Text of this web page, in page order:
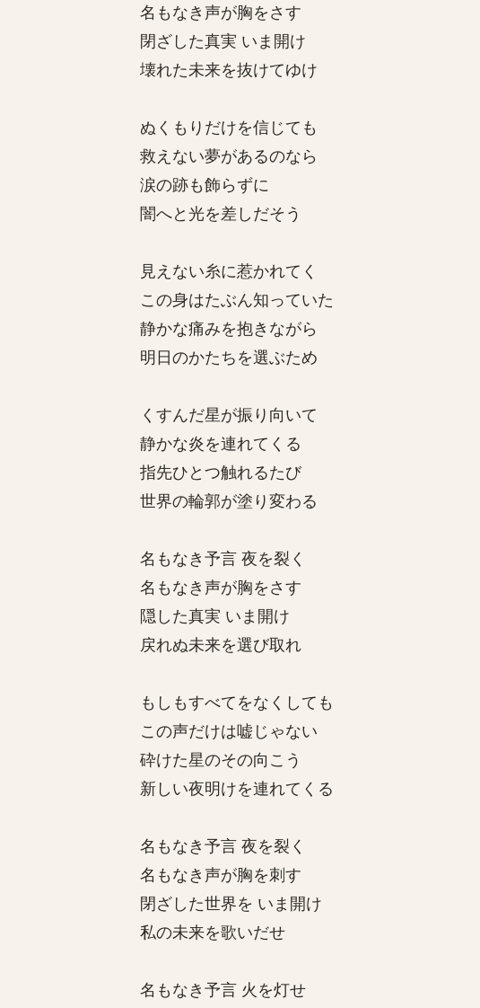
名もなき声が胸をさす
閉ざした真実 いま開け
壊れた未来を抜けてゆけ
ぬくもりだけを信じても
救えない夢があるのなら
涙の跡も飾らずに
闇へと光を差しだそう
見えない糸に惹かれてく
この身はたぶん知っていた
静かな痛みを抱きながら
明日のかたちを選ぶため
くすんだ星が振り向いて
静かな炎を連れてくる
指先ひとつ触れるたび
世界の輪郭が塗り変わる
名もなき予言 夜を裂く
名もなき声が胸をさす
隠した真実 いま開け
戻れぬ未来を選び取れ
もしもすべてをなくしても
この声だけは嘘じゃない
砕けた星のその向こう
新しい夜明けを連れてくる
名もなき予言 夜を裂く
名もなき声が胸を刺す
閉ざした世界を いま開け
私の未来を歌いだせ
名もなき予言 火を灯せ